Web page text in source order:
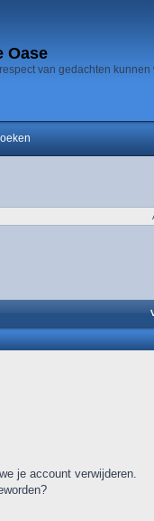
Oase
van gedachten kunnen
je account verwijderen.